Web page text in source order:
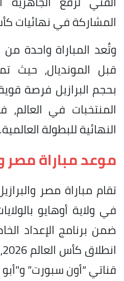
المشاركة في نهائيات كأس
وتُعد المباراة واحدة من
قبل المونديال، حيث
بحجم البرازيل فرصة
المنتخبات في العالم،
النهائية للبطولة العالمية.
موعد مباراة مصر
في ولاية أوهايو
ضمن برنامج الإعداد
قناتي “أون سبورت”